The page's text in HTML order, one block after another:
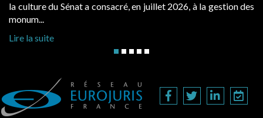
la culture du Sénat a consacré, en juillet 2026, à la gestion des
monum...
Lire la suite